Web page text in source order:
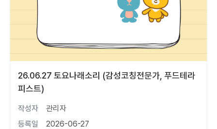
26.06.27 토요나래소리 (감성코칭전문가, 푸드테라
피스트)
작성자
관리자
등록일
2026-06-27